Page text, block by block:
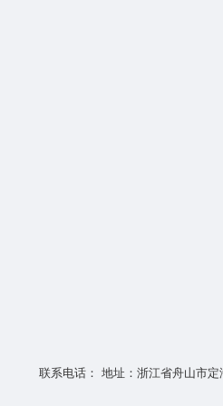
联系电话： 地址：浙江省舟山市